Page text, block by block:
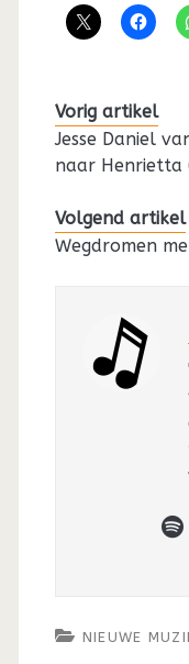
Vorig artikel
Jesse Daniel
naar Henrietta
Volgend artikel
Wegdromen
NIEUWE